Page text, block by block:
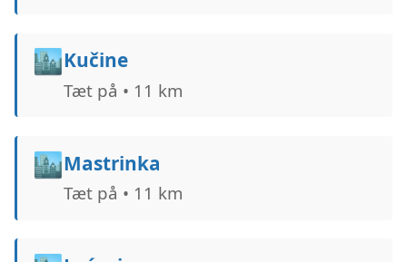
🏙️Kučine
Tæt på • 11 km
🏙️Mastrinka
Tæt på • 11 km